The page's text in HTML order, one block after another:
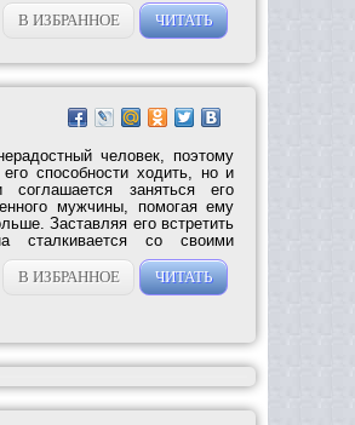
В ИЗБРАННОЕ ЧИТАТЬ
человек, поэтому
способности ходить, но и
заняться его
мужчины, помогая ему
Заставляя его встретить
сталкивается со своими
В ИЗБРАННОЕ ЧИТАТЬ